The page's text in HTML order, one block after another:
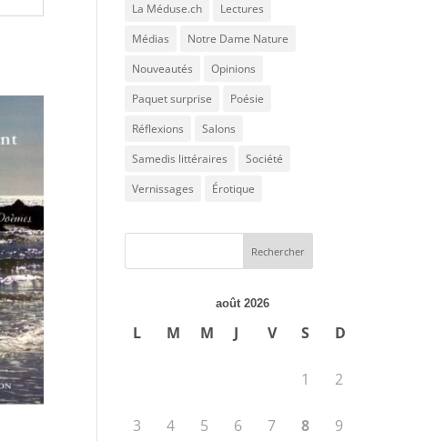
La Méduse.ch
Lectures
Médias
Notre Dame Nature
Nouveautés
Opinions
Paquet surprise
Poésie
Réflexions
Salons
Samedis littéraires
Société
Vernissages
Érotique
août 2026
L M M J V S D
1 2
3 4 5 6 7 8 9